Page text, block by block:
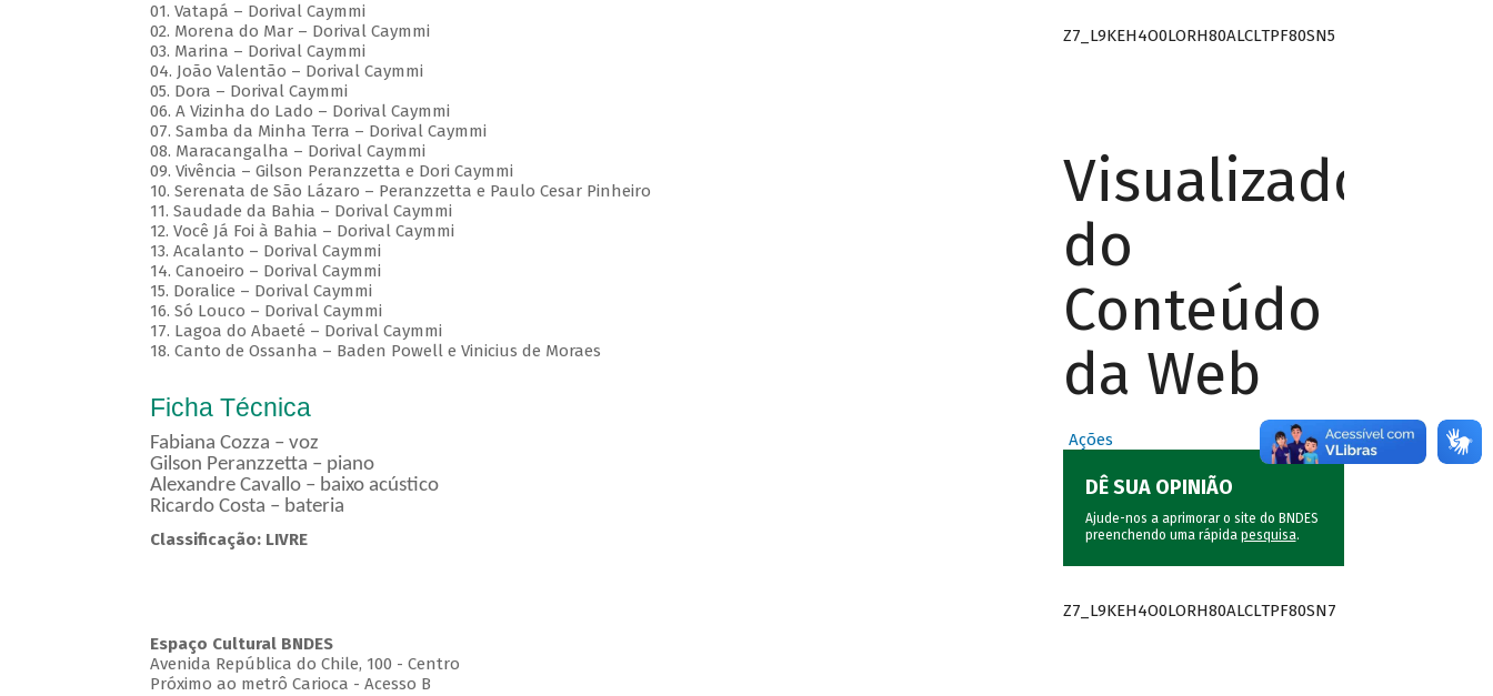
01. Vatapá – Dorival Caymmi
02. Morena do Mar – Dorival Caymmi
03. Marina – Dorival Caymmi
04. João Valentão – Dorival Caymmi
05. Dora – Dorival Caymmi
06. A Vizinha do Lado – Dorival Caymmi
07. Samba da Minha Terra – Dorival Caymmi
08. Maracangalha – Dorival Caymmi
09. Vivência – Gilson Peranzzetta e Dori Caymmi
10. Serenata de São Lázaro – Peranzzetta e Paulo Cesar Pinheiro
11. Saudade da Bahia – Dorival Caymmi
12. Você Já Foi à Bahia – Dorival Caymmi
13. Acalanto – Dorival Caymmi
14. Canoeiro – Dorival Caymmi
15. Doralice – Dorival Caymmi
16. Só Louco – Dorival Caymmi
17. Lagoa do Abaeté – Dorival Caymmi
18. Canto de Ossanha – Baden Powell e Vinicius de Moraes
Ficha Técnica
Fabiana Cozza – voz
Gilson Peranzzetta – piano
Alexandre Cavallo – baixo acústico
Ricardo Costa – bateria
Classificação: LIVRE
Espaço Cultural BNDES
Avenida República do Chile, 100 - Centro
Próximo ao metrô Carioca - Acesso B
Z7_L9KEH4O0LORH80ALCLTPF80SN5
Visualizador
do
Conteúdo
da Web
Ações
DÊ SUA OPINIÃO
Ajude-nos a aprimorar o site do BNDES
preenchendo uma rápida pesquisa.
Z7_L9KEH4O0LORH80ALCLTPF80SN7